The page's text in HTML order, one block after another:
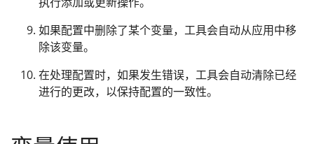
如果配置中删除了某个变量，工具会自动从应用中移
除该变量。
在处理配置时，如果发生错误，工具会自动清除已经
进行的更改，以保持配置的一致性。